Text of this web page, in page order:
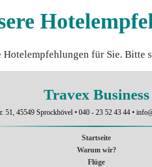
für Sie. Bitte
Travex Business
51, 45549 Sprockhövel • 040 - 23 52 43 44 •
Startseite
Warum wir?
Flüge